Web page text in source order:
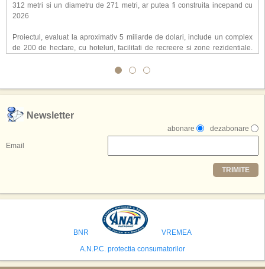
312 metri si un diametru de 271 metri, ar putea fi construita incepand cu
2026
Proiectul, evaluat la aproximativ 5 miliarde de dolari, include un complex
de 200 de hectare, cu hoteluri, facilitati de recreere si zone rezidentiale.
atragerea a pana la 10 milioane de turisti anual. �Luna� ar putea deveni
exclusiv simularea suprafetei lunare.
,,Credem ca exista sanse mari sa anuntam nu doar o locatie, ci poate mai
multe'', a declarat Michael R. Henderson, cofondator al Moon World
Resorts, citat de Gulf News. Potrivit acestuia, 2026 ar putea deveni un an
decisiv pentru reali zarea proiectului.
Printre celelalte tari care concureaza pentru a gazdui aceasta constructie
se numara Australia, Brazilia, China, Egipt, India, Polonia, Thailanda,
avea cele mai mari sanse de a castiga licitatia. Totusi, Spania, care se
preconizeaza ca va deveni a doua cea mai vizitata tara din lume in 2025,
isi bazeaza oferta pe infrastructura turistica solida si capacitatea hoteliera."
Newsletter
dezabonare
abonare
Email
TRIMITE
BNR
VREMEA
A.N.P.C. protectia consumatorilor